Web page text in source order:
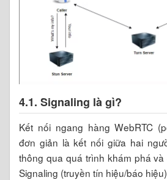
4.1. Signaling là gì?
Kết nối ngang hàng WebRTC
đơn giản là kết nối giữa hai
thông qua quá trình khám phá
Signaling (truyền tín hiệu/báo